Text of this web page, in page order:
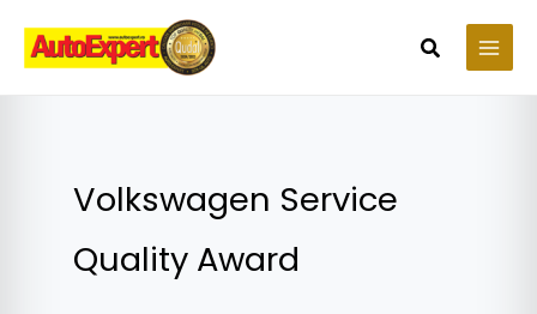
content
Search
Volkswagen Service
Quality Award